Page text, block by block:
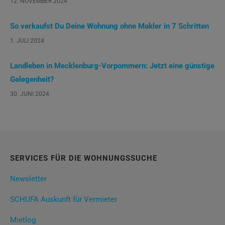
So verkaufst Du Deine Wohnung ohne Makler in 7 Schritten
1. JULI 2024
Landleben in Mecklenburg-Vorpommern: Jetzt eine günstige
Gelegenheit?
30. JUNI 2024
SERVICES FÜR DIE WOHNUNGSSUCHE
Newsletter
SCHUFA Auskunft für Vermieter
Mietlog